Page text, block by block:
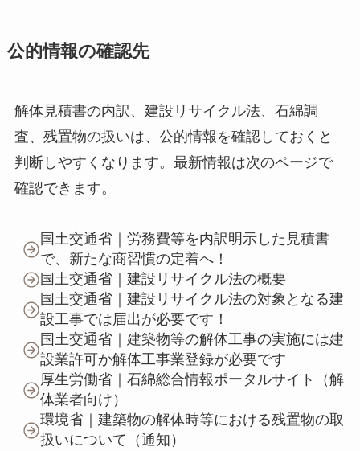
公的情報の確認先
解体見積書の内訳、建設リサイクル法、石綿調
査、残置物の扱いは、公的情報を確認しておくと
判断しやすくなります。最新情報は次のページで
確認できます。
国土交通省｜労務費等を内訳明示した見積書
で、新たな商習慣の定着へ！
国土交通省｜建設リサイクル法の概要
国土交通省｜建設リサイクル法の対象となる建
設工事では届出が必要です！
国土交通省｜建築物等の解体工事の実施には建
設業許可か解体工事業登録が必要です
厚生労働省｜石綿総合情報ポータルサイト（解
体業者向け）
環境省｜建築物の解体時等における残置物の取
扱いについて（通知）